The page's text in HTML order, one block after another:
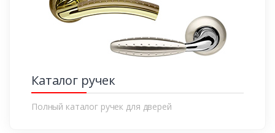
Каталог ручек
Полный каталог ручек для дверей